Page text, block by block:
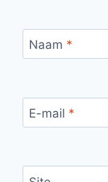
Naam *
E-mail *